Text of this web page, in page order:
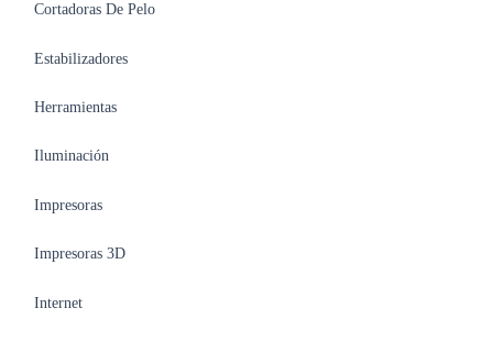
Cortadoras De Pelo
Estabilizadores
Herramientas
Iluminación
Impresoras
Impresoras 3D
Internet